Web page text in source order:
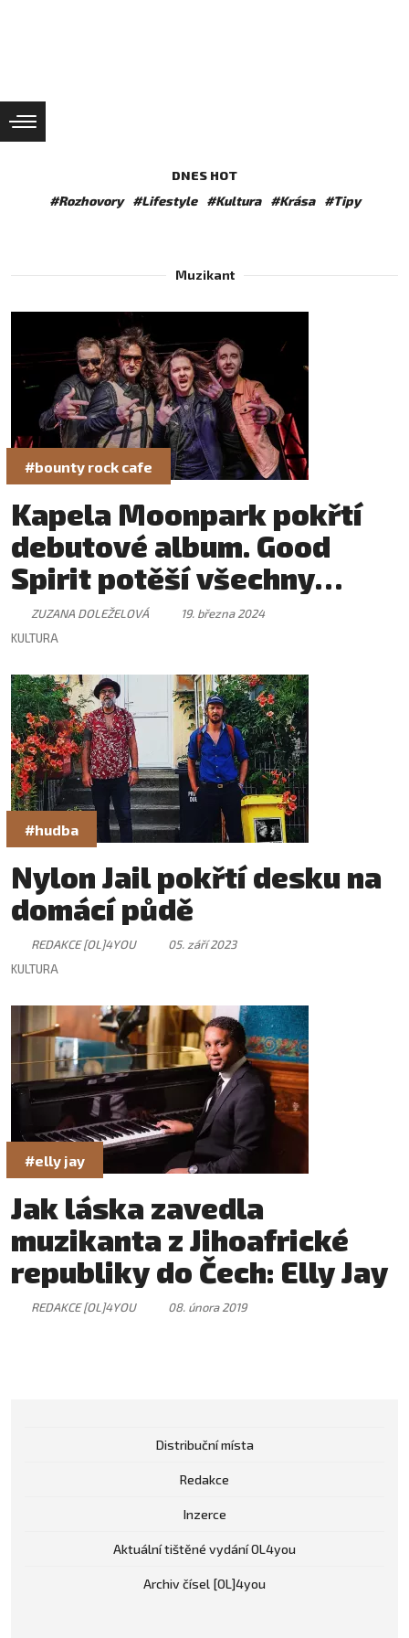
DNES HOT
#Rozhovory
#Lifestyle #Kultura #Krása #Tipy
Muzikant
#bounty rock cafe
Kapela Moonpark pokřtí
debutové album. Good
Spirit potěší všechny
rockery
ZUZANA DOLEŽELOVÁ
19. března 2024
KULTURA
#hudba
Nylon Jail pokřtí desku na
domácí půdě
REDAKCE [OL]4YOU
05. září 2023
KULTURA
#elly jay
Jak láska zavedla
muzikanta z Jihoafrické
republiky do Čech: Elly Jay
REDAKCE [OL]4YOU 08. února 2019
Distribuční místa
Redakce
Inzerce
Aktuální tištěné vydání OL4you
Archiv čísel [OL]4you